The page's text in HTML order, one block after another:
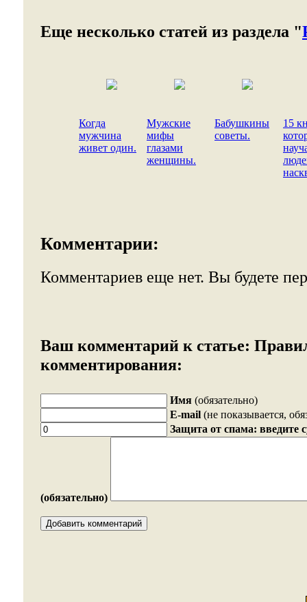
Еще несколько статей из раздела "
Когда
мужчина
живет один.
Мужские
мифы
глазами
женщины.
Бабушкины
советы.
15
Комментарии:
Комментариев еще нет. Вы будете
Ваш комментарий к статье:
комментирования:
Имя (обязательно)
E-mail (не показывается,
Защита от спама: введите
(обязательно)